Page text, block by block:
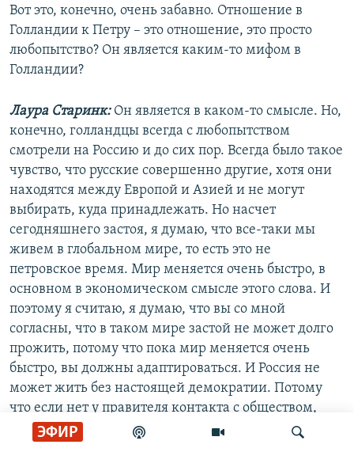
ЭФИР
Вот это, конечно, очень забавно. Отношение в
Голландии к Петру – это отношение, это просто
любопытство? Он является каким-то мифом в
Голландии?
Лаура Старинк: Он является в каком-то смысле. Но,
конечно, голландцы всегда с любопытством
смотрели на Россию и до сих пор. Всегда было такое
чувство, что русские совершенно другие, хотя они
находятся между Европой и Азией и не могут
выбирать, куда принадлежать. Но насчет
сегодняшнего застоя, я думаю, что все-таки мы
живем в глобальном мире, то есть это не
петровское время. Мир меняется очень быстро, в
основном в экономическом смысле этого слова. И
поэтому я считаю, я думаю, что вы со мной
согласны, что в таком мире застой не может долго
прожить, потому что пока мир меняется очень
быстро, вы должны адаптироваться. И Россия не
может жить без настоящей демократии. Потому
что если нет у правителя контакта с обществом,
если он не допускает критику, он огораживается от